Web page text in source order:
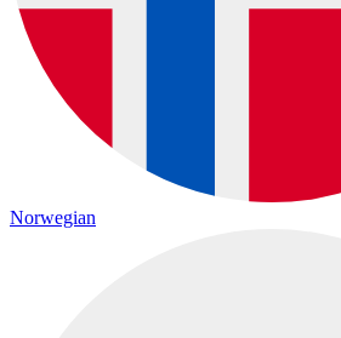
Norwegian